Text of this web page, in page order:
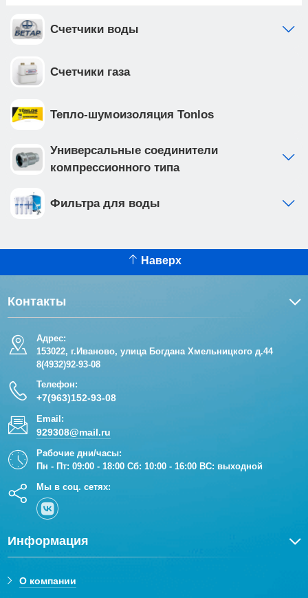
Счетчики воды
Счетчики газа
Тепло-шумоизоляция Tonlos
Универсальные соединители
компрессионного типа
Фильтра для воды
Наверх
Контакты
Адрес:
153022, г.Иваново, улица Богдана Хмельницкого д.44
8(4932)92-93-08
Телефон:
+7(963)152-93-08
Email:
929308@mail.ru
Рабочие дни/часы:
Пн - Пт: 09:00 - 18:00 Сб: 10:00 - 16:00 ВС: выходной
Мы в соц. сетях:
Информация
О компании